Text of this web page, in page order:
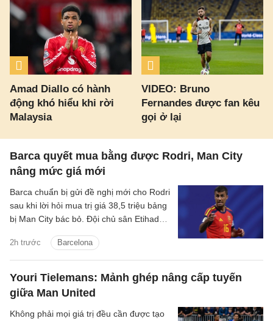
Amad Diallo có hành
động khó hiểu khi rời
Malaysia
VIDEO: Bruno
Fernandes được fan kêu
gọi ở lại
Barca quyết mua bằng được Rodri, Man City
nâng mức giá mới
2h trước Barcelona
Barca chuẩn bị gửi đề nghị mới cho Rodri
sau khi lời hỏi mua trị giá 38,5 triệu bảng
bị Man City bác bỏ. Đội chủ sân Etihad
bảng cho tiền vệ người Tây Ban Nha.
Youri Tielemans: Mảnh ghép nâng cấp tuyến
giữa Man United
Không phải mọi giá trị đều cần được tạo